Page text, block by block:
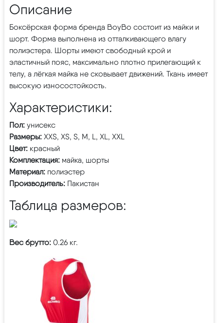
Описание
Боксёрская форма бренда BoyBo состоит из майки и
шорт. Форма выполнена из отталкивающего влагу
полиэстера. Шорты имеют свободный крой и
эластичный пояс, максимально плотно прилегающий к
телу, а лёгкая майка не сковывает движений. Ткань имеет
высокую износостойкость.
Характеристики:
Пол: унисекс
Размеры: XXS, XS, S, M, L, XL, XXL
Цвет: красный
Комплектация: майка, шорты
Материал: полиэстер
Производитель: Пакистан
Таблица размеров:
Вес брутто: 0.26 кг.